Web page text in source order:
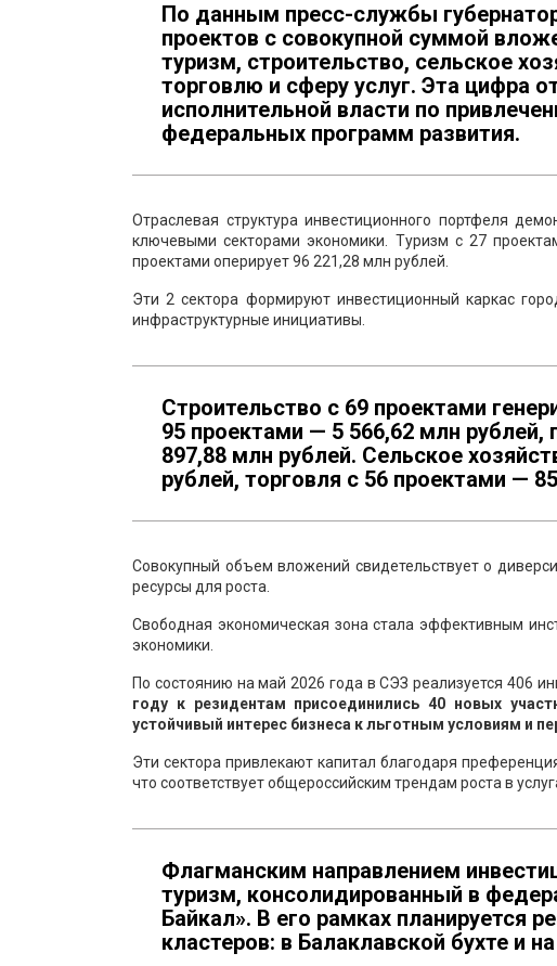
По данным пресс-службы
проектов с совокупной суммой
туризм, строительство, сельское
торговлю и сферу услуг. Эта цифра
исполнительной власти по
федеральных программ развития.
Отраслевая структура инвестиционного портфеля
ключевыми секторами экономики. Туризм с 27
проектами оперирует 96 221,28 млн рублей.
Эти 2 сектора формируют инвестиционный каркас
инфраструктурные инициативы.
Строительство с 69 проектами
95 проектами — 5 566,62 млн
897,88 млн рублей. Сельское
рублей, торговля с 56 проектами —
Совокупный объем вложений свидетельствует о
ресурсы для роста.
Свободная экономическая зона стала эффективным
экономики.
По состоянию на май 2026 года в СЭЗ реализуется 406
году к резидентам присоединились 40 новых
устойчивый интерес бизнеса к льготным условиям и
Эти сектора привлекают капитал благодаря
что соответствует общероссийским трендам роста в
Флагманским направлением
туризм, консолидированный в
Байкал». В его рамках планируется
кластеров: в Балаклавской бухте и